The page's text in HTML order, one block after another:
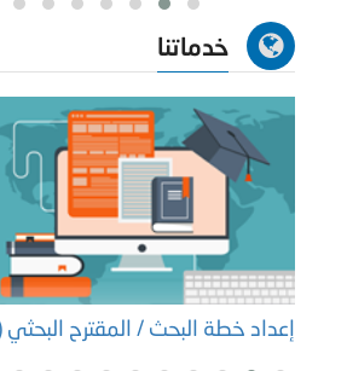
خدماتنا
إعداد خطة البحث / المقترح البحثي